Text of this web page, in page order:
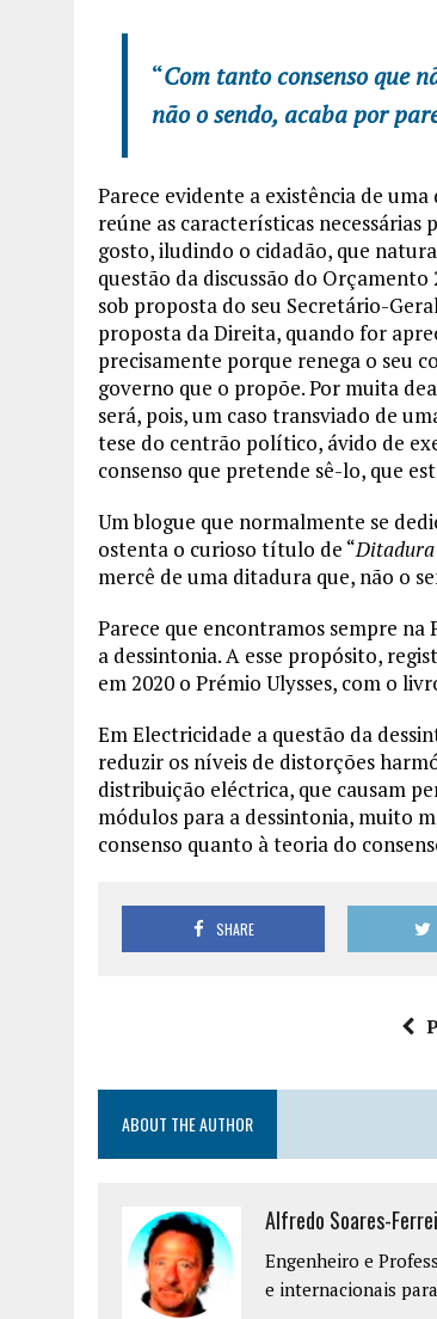
“Com tanto consenso que
não o sendo, acaba por
Parece evidente a existência de
reúne as características necessárias
gosto, iludindo o cidadão, que
questão da discussão do
sob proposta do seu Secretário-
proposta da Direita, quando for
precisamente porque renega o seu
governo que o propõe. Por muita
será, pois, um caso transviado de
tese do centrão político, ávido de
consenso que pretende sê-lo, que
Um blogue que normalmente se
ostenta o curioso título de “Ditadura
mercê de uma ditadura que, não o
Parece que encontramos sempre
a dessintonia. A esse propósito,
em 2020 o Prémio Ulysses, com o
Em Electricidade a questão da
reduzir os níveis de distorções
distribuição eléctrica, que causam
módulos para a dessintonia, muito
consenso quanto à teoria do
SHARE
ABOUT THE AUTHOR
Alfredo Soares-
Engenheiro e
e internacionais